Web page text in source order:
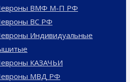
ВМФ М-П РФ
ВС РФ
Индивидуальные
КАЗАЧЬИ
МВД РФ